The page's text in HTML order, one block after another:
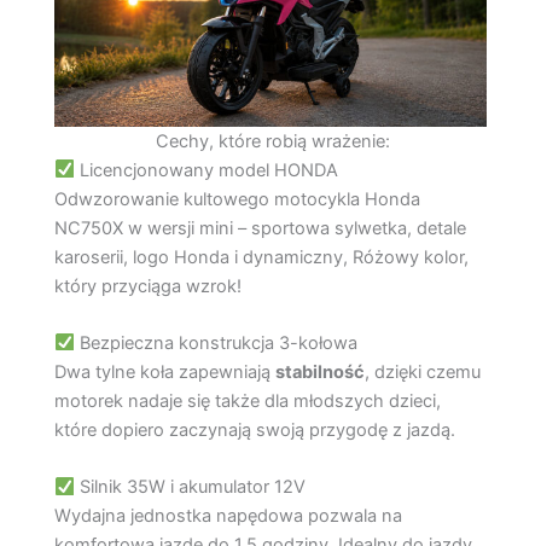
Cechy, które robią wrażenie:
Licencjonowany model HONDA
Odwzorowanie kultowego motocykla Honda
NC750X w wersji mini – sportowa sylwetka, detale
karoserii, logo Honda i dynamiczny, Różowy kolor,
który przyciąga wzrok!
Bezpieczna konstrukcja 3-kołowa
Dwa tylne koła zapewniają stabilność, dzięki czemu
motorek nadaje się także dla młodszych dzieci,
które dopiero zaczynają swoją przygodę z jazdą.
Silnik 35W i akumulator 12V
Wydajna jednostka napędowa pozwala na